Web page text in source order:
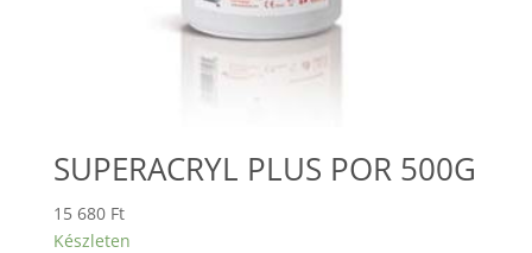
SUPERACRYL PLUS POR 500G
15 680 Ft
Készleten